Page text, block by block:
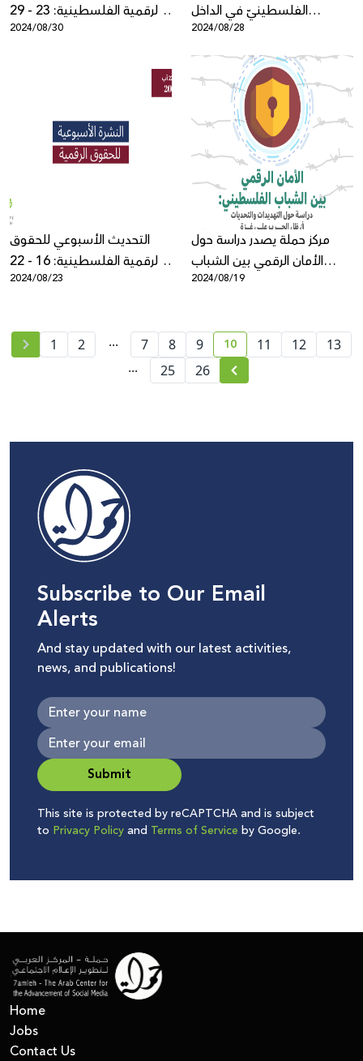
الرقمية الفلسطينية: 23 - 29
آب
2024/08/30
الفلسطينيّ في الداخل
يمارسون الرقابة الذاتيّة على
شبكة الإنترنت
2024/08/28
التحديث الأسبوعي للحقوق
الرقمية الفلسطينية: 16 - 22
آب
2024/08/23
مركز حملة يصدر دراسة حول
الأمان الرقمي بين الشباب
الفلسطيني في ظل الحرب على
2024/08/19
1 2 ... 7 8 9 current page number
10 11 12
13
...
25 26
Subscribe to Our Email
Alerts
And stay updated with our latest activities,
news, and publications!
Submit
This site is protected by reCAPTCHA and is subject
to Privacy Policyand Terms of Service by Google.
Home
Jobs
Contact Us